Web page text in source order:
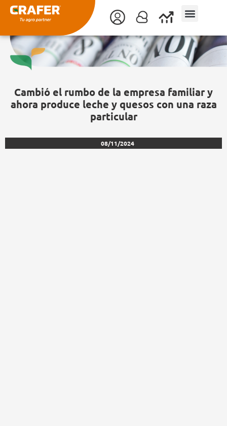
contenido
Cambió el rumbo de la empresa familiar y
ahora produce leche y quesos con una raza
particular
08/11/2024